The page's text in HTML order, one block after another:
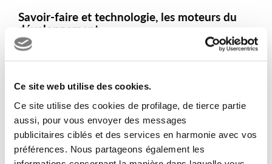
Ce site web utilise des cookies.
Ce site utilise des cookies de profilage, de tierce partie
aussi, pour vous envoyer des messages
publicitaires ciblés et des services en harmonie avec vos
préférences. Nous partageons également les
Savoir-faire et technologie, les moteurs du
développement.
L'accent mis sur l'innovation contribue de manière
significative à la croissance et au succès international
Chaque année, Supergres investit dans la recherche et
les mises à jour plus que la moyenne du secteur, pour
garantir une proposition de produits de qualité et
esthétiquement avancés.